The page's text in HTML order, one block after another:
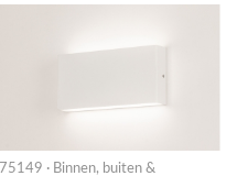
75149 · Binnen, buiten &